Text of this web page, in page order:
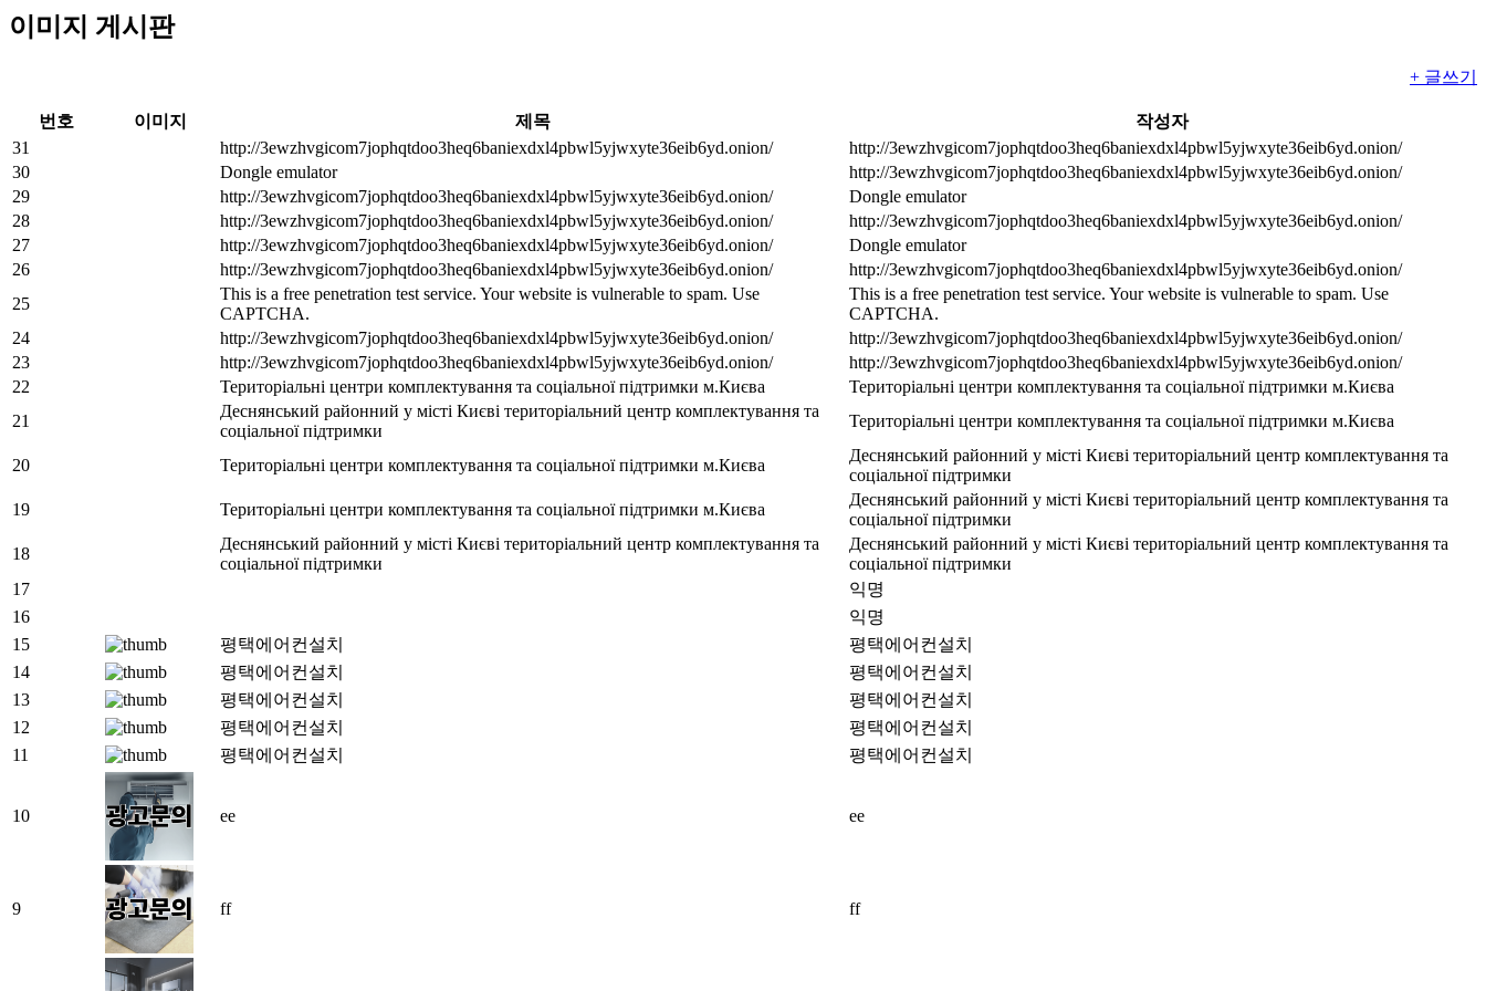
이미지 게시판
+ 글쓰기
번호 이미지 제목
작성자
31
http://3ewzhvgicom7jophqtdoo3heq6baniexdxl4pbwl5yjwxyte36eib6yd.onion/
http://3ewzhvgicom7jophqtdoo3heq6baniexdxl4pbwl5yjwxyte36eib6yd.onion/
30
Dongle emulator
http://3ewzhvgicom7jophqtdoo3heq6baniexdxl4pbwl5yjwxyte36eib6yd.onion/
29
http://3ewzhvgicom7jophqtdoo3heq6baniexdxl4pbwl5yjwxyte36eib6yd.onion/
Dongle emulator
28
http://3ewzhvgicom7jophqtdoo3heq6baniexdxl4pbwl5yjwxyte36eib6yd.onion/
http://3ewzhvgicom7jophqtdoo3heq6baniexdxl4pbwl5yjwxyte36eib6yd.onion/
27
http://3ewzhvgicom7jophqtdoo3heq6baniexdxl4pbwl5yjwxyte36eib6yd.onion/
Dongle emulator
26
http://3ewzhvgicom7jophqtdoo3heq6baniexdxl4pbwl5yjwxyte36eib6yd.onion/
http://3ewzhvgicom7jophqtdoo3heq6baniexdxl4pbwl5yjwxyte36eib6yd.onion/
25
This is a free penetration test service. Your website is vulnerable to spam. Use
CAPTCHA.
This is a free penetration test service. Your website is vulnerable to spam. Use
CAPTCHA.
24
http://3ewzhvgicom7jophqtdoo3heq6baniexdxl4pbwl5yjwxyte36eib6yd.onion/
http://3ewzhvgicom7jophqtdoo3heq6baniexdxl4pbwl5yjwxyte36eib6yd.onion/
23
http://3ewzhvgicom7jophqtdoo3heq6baniexdxl4pbwl5yjwxyte36eib6yd.onion/
http://3ewzhvgicom7jophqtdoo3heq6baniexdxl4pbwl5yjwxyte36eib6yd.onion/
22
Територіальні центри комплектування та соціальної підтримки м.Києва
Територіальні центри комплектування та соціальної підтримки м.Києва
21
Деснянський районний у місті Києві територіальний центр комплектування та
соціальної підтримки
Територіальні центри комплектування та соціальної підтримки м.Києва
20 Територіальні центри комплектування та соціальної підтримки м.Києва
Деснянський районний у місті Києві територіальний центр комплектування та
соціальної підтримки
19
Територіальні центри комплектування та соціальної підтримки м.Києва
Деснянський районний у місті Києві територіальний центр комплектування та
соціальної підтримки
18
Деснянський районний у місті Києві територіальний центр комплектування та
соціальної підтримки
Деснянський районний у місті Києві територіальний центр комплектування та
соціальної підтримки
17
익명
16
익명
15
평택에어컨설치
평택에어컨설치
14
평택에어컨설치
평택에어컨설치
13
평택에어컨설치
평택에어컨설치
12
평택에어컨설치
평택에어컨설치
11
평택에어컨설치 평택에어컨설치
10 ee ee
9 ff ff